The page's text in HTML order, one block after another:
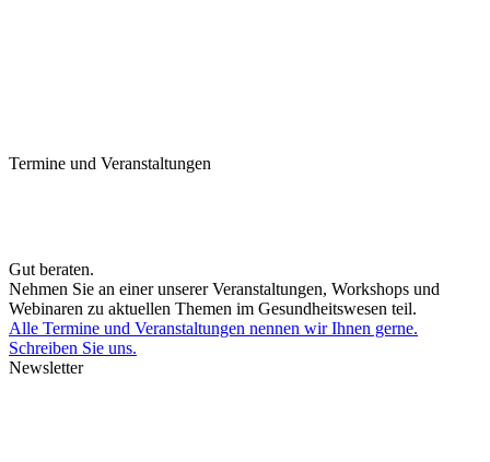
Termine und Veranstaltungen
Gut beraten.
Nehmen Sie an einer unserer Veranstaltungen, Workshops und
Webinaren zu aktuellen Themen im Gesundheitswesen teil.
Alle Termine und Veranstaltungen nennen wir Ihnen gerne.
Schreiben Sie uns.
Newsletter